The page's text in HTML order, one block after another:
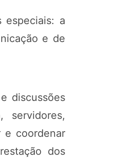
especiais: a
e de
discussões
servidores,
e coordenar
dos